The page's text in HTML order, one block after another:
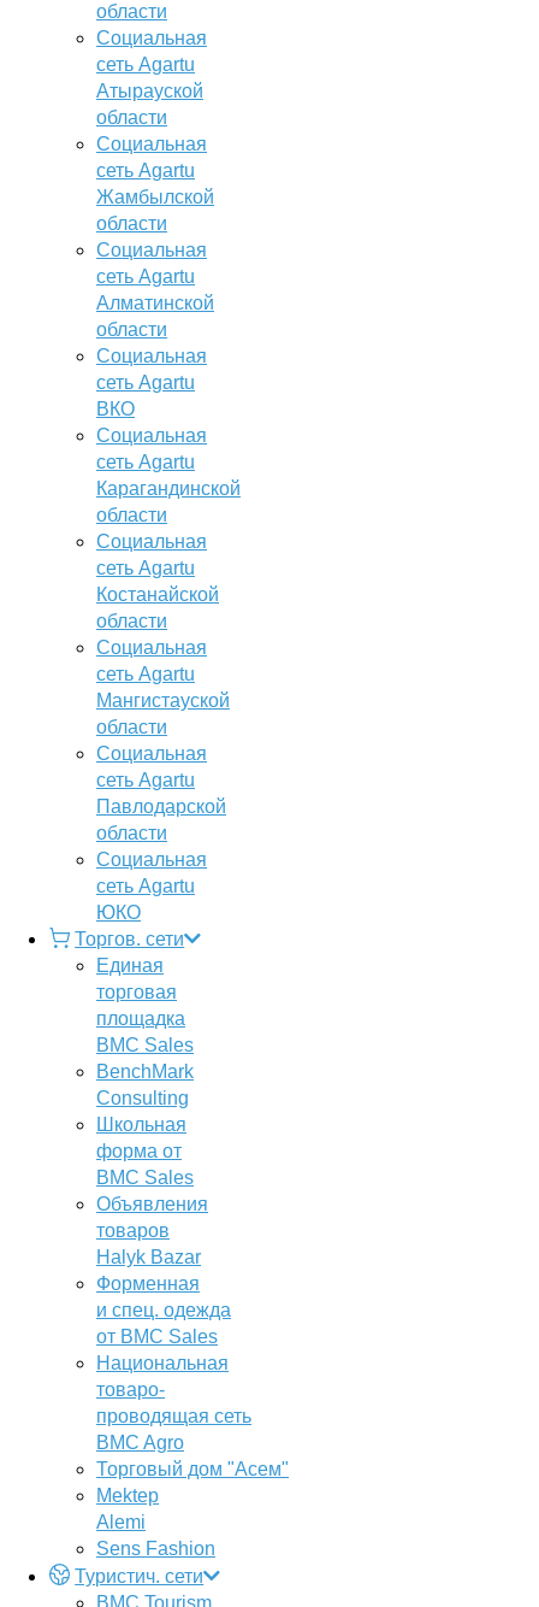
области
Социальная
сеть Agartu
Атырауской
области
Социальная
сеть Agartu
Жамбылской
области
Социальная
сеть Agartu
Алматинской
области
Социальная
сеть Agartu
ВКО
Социальная
сеть Agartu
Карагандинской
области
Социальная
сеть Agartu
Костанайской
области
Социальная
сеть Agartu
Мангистауской
области
Социальная
сеть Agartu
Павлодарской
области
Социальная
сеть Agartu
ЮКО
Торгов. сети
Единая
торговая
площадка
BMC Sales
BenchMark
Consulting
Школьная
форма от
BMC Sales
Объявления
товаров
Halyk Bazar
Форменная
и спец. одежда
от BMC Sales
Национальная
товаро-
проводящая сеть
BMC Agro
Торговый дом "Асем"
Mektep
Alemi
Sens Fashion
Туристич. сети
BMC Tourism